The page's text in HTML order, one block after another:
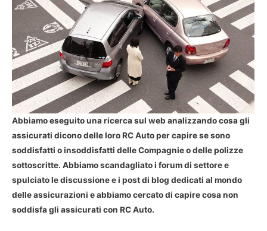
Abbiamo eseguito una ricerca sul web analizzando cosa gli
assicurati dicono delle loro RC Auto per capire se sono
soddisfatti o insoddisfatti delle Compagnie o delle polizze
sottoscritte. Abbiamo scandagliato i forum di settore e
spulciato le discussione e i post di blog dedicati al mondo
delle assicurazioni e abbiamo cercato di capire cosa non
soddisfa gli assicurati con RC Auto.